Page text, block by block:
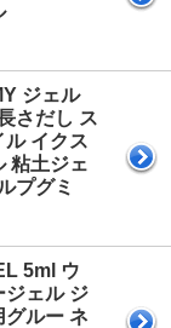
ジェル
さだし ス
ル イクス
粘土ジェ
プグミ
5ml ウ
ジェル ジ
グルー ネ